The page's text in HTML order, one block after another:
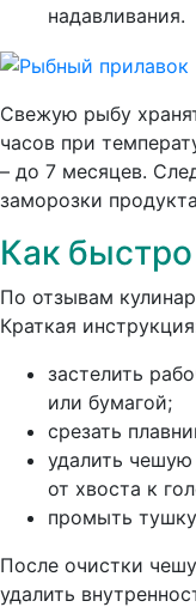
надавливания.
Свежую рыбу
часов при
– до 7 месяцев.
заморозки
Как
По отзывам
Краткая
застелить
или бумагой;
срезать
удалить
от хвоста к
промыть
После очистки
удалить